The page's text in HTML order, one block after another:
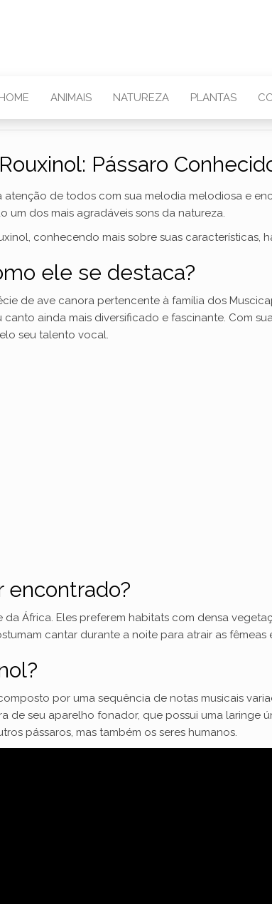
HOME ANIMAIS NATUREZA PLANTAS
Pássaro
de todos com sua melodia melodiosa e
um dos mais agradáveis sons da natureza.
conhecendo mais sobre suas características,
ele se destaca?
de ave canora pertencente à família dos
ainda mais diversificado e fascinante. Com
seu talento vocal.
encontrado?
África. Eles preferem habitats com densa
cantar durante a noite para atrair as fêmeas
por uma sequência de notas musicais
de seu aparelho fonador, que possui uma laringe
pássaros, mas também os seres humanos.